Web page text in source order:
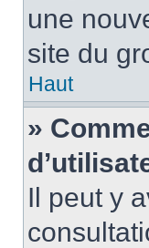
une
site du
Haut
»
Il peut y